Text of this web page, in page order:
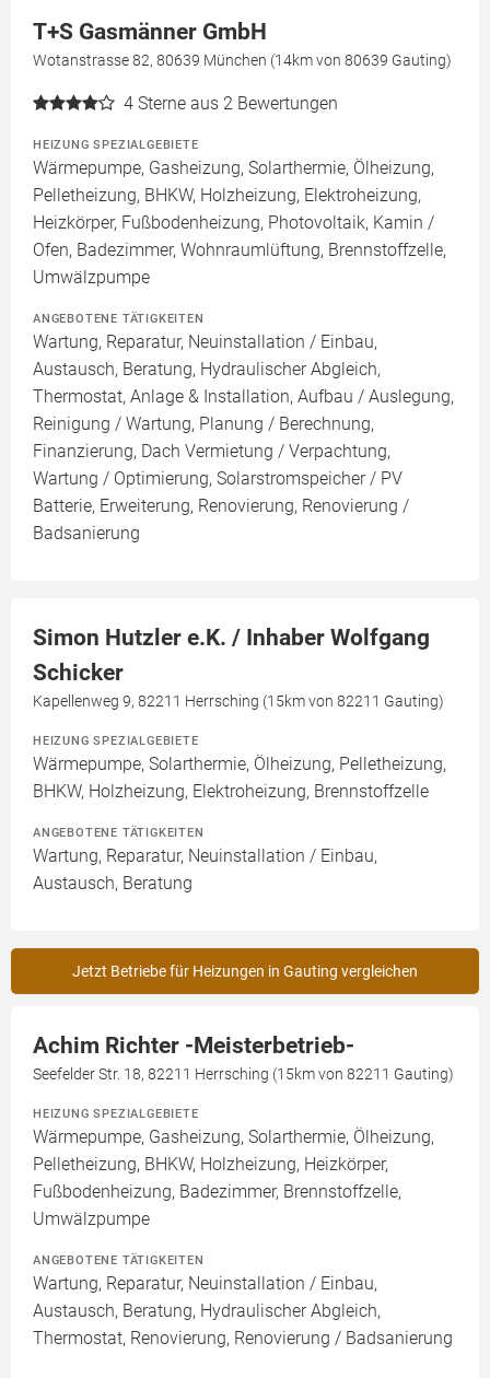
T+S Gasmänner GmbH
Wotanstrasse 82, 80639 München (14km von 80639 Gauting)
4 Sterne aus 2 Bewertungen
HEIZUNG SPEZIALGEBIETE
Wärmepumpe, Gasheizung, Solarthermie, Ölheizung,
Pelletheizung, BHKW, Holzheizung, Elektroheizung,
Heizkörper, Fußbodenheizung, Photovoltaik, Kamin /
Ofen, Badezimmer, Wohnraumlüftung, Brennstoffzelle,
Umwälzpumpe
ANGEBOTENE TÄTIGKEITEN
Wartung, Reparatur, Neuinstallation / Einbau,
Austausch, Beratung, Hydraulischer Abgleich,
Thermostat, Anlage & Installation, Aufbau / Auslegung,
Reinigung / Wartung, Planung / Berechnung,
Finanzierung, Dach Vermietung / Verpachtung,
Wartung / Optimierung, Solarstromspeicher / PV
Batterie, Erweiterung, Renovierung, Renovierung /
Badsanierung
Simon Hutzler e.K. / Inhaber Wolfgang
Schicker
Kapellenweg 9, 82211 Herrsching (15km von 82211 Gauting)
HEIZUNG SPEZIALGEBIETE
Wärmepumpe, Solarthermie, Ölheizung, Pelletheizung,
BHKW, Holzheizung, Elektroheizung, Brennstoffzelle
ANGEBOTENE TÄTIGKEITEN
Wartung, Reparatur, Neuinstallation / Einbau,
Austausch, Beratung
Jetzt Betriebe für Heizungen in Gauting vergleichen
Achim Richter -Meisterbetrieb-
Seefelder Str. 18, 82211 Herrsching (15km von 82211 Gauting)
HEIZUNG SPEZIALGEBIETE
Wärmepumpe, Gasheizung, Solarthermie, Ölheizung,
Pelletheizung, BHKW, Holzheizung, Heizkörper,
Fußbodenheizung, Badezimmer, Brennstoffzelle,
Umwälzpumpe
ANGEBOTENE TÄTIGKEITEN
Wartung, Reparatur, Neuinstallation / Einbau,
Austausch, Beratung, Hydraulischer Abgleich,
Thermostat, Renovierung, Renovierung / Badsanierung